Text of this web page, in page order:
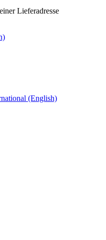
Lieferadresse
(English)